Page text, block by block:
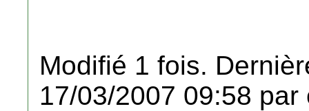
Modifié 1 fois.
17/03/2007 09:58 par